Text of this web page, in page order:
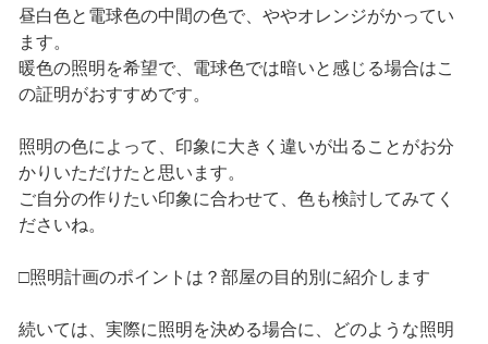
昼白色と電球色の中間の色で、ややオレンジがかってい
ます。
暖色の照明を希望で、電球色では暗いと感じる場合はこ
の証明がおすすめです。
照明の色によって、印象に大きく違いが出ることがお分
かりいただけたと思います。
ご自分の作りたい印象に合わせて、色も検討してみてく
ださいね。
□照明計画のポイントは？部屋の目的別に紹介します
続いては、実際に照明を決める場合に、どのような照明